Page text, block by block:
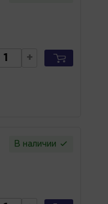
+
В наличии